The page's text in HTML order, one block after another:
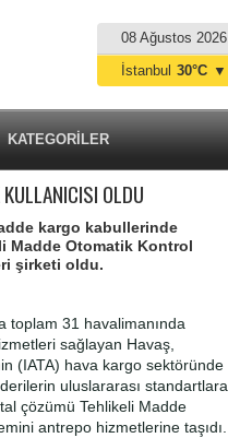
08 Ağustos 2026
KATEGORİLER
İstanbul 30°C ▼
OLDU
kargo kabullerinde
Madde Otomatik Kontrol
şirketi oldu.
toplam 31 havalimanında
sağlayan Havaş,
(IATA) hava kargo sektöründe
uluslararası standartlara
çözümü Tehlikeli Madde
antrepo hizmetlerine taşıdı.